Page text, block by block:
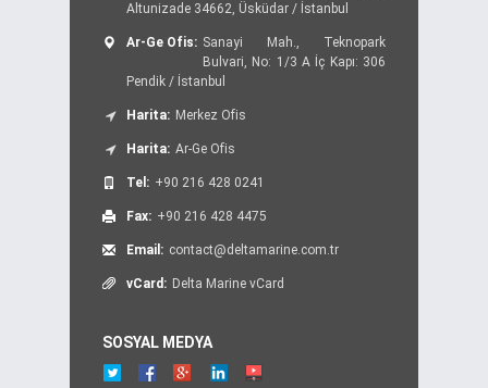
Altunizade 34662, Üsküdar / İstanbul
Ar-Ge Ofis: Sanayi Mah., Teknopark
Bulvari, No: 1/3 A İç Kapı: 306
Pendik / İstanbul
Harita: Merkez Ofis
Harita: Ar-Ge Ofis
Tel: +90 216 428 0241
Fax: +90 216 428 4475
Email: contact@deltamarine.com.tr
vCard: Delta Marine vCard
SOSYAL MEDYA